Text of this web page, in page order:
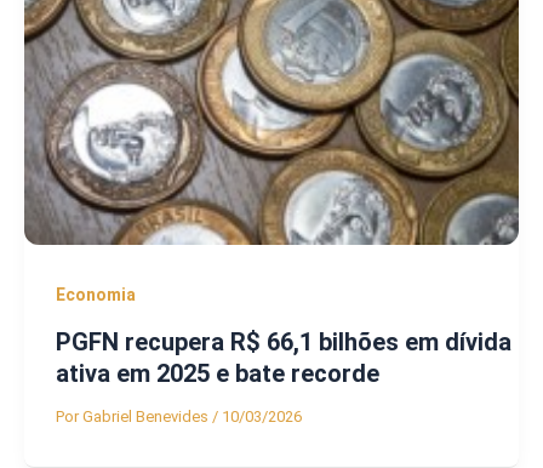
Economia
PGFN recupera R$ 66,1 bilhões em dívida
ativa em 2025 e bate recorde
PorGabriel Benevides / 10/03/2026